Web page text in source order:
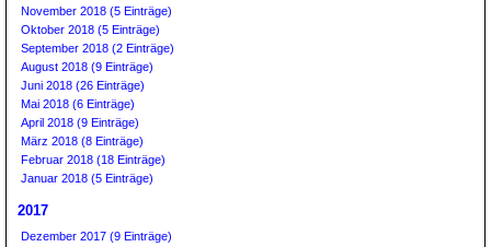
November 2018 (5 Einträge)
Oktober 2018 (5 Einträge)
September 2018 (2 Einträge)
August 2018 (9 Einträge)
Juni 2018 (26 Einträge)
Mai 2018 (6 Einträge)
April 2018 (9 Einträge)
März 2018 (8 Einträge)
Februar 2018 (18 Einträge)
Januar 2018 (5 Einträge)
2017
Dezember 2017 (9 Einträge)